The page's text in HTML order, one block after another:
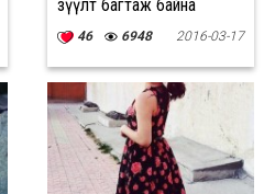
зүүлт багтаж байна
46 6948 2016-03-17